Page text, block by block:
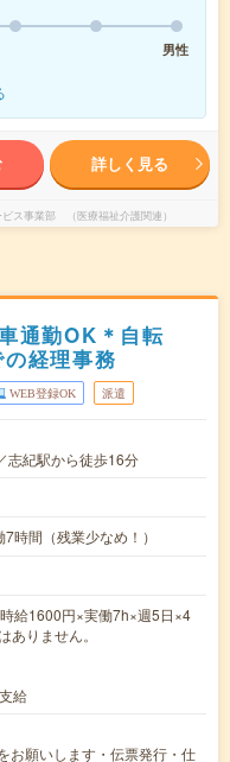
男性
詳しく見る
ス事業部 （医療福祉介護関連）
通勤OK＊自転
経理事務
WEB登録OK 派遣
志紀駅から徒歩16分
時間（残業少なめ！）
給1600円×実働7h×週5日×4
りません。
給
お願いします・伝票発行・仕